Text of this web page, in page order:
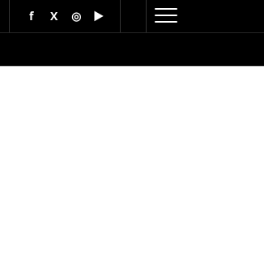
f X ◎ ▶